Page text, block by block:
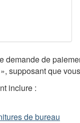
demande de
supposant que
inclure :
de bureau